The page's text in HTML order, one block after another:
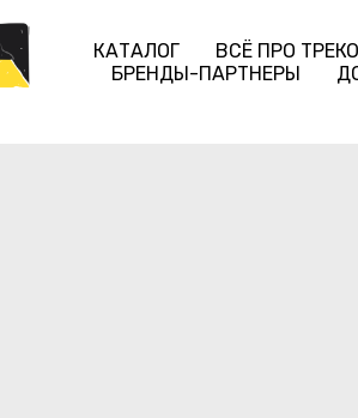
КАТАЛОГ ВСЁ ПРО
БРЕНДЫ-ПАРТНЕРЫ